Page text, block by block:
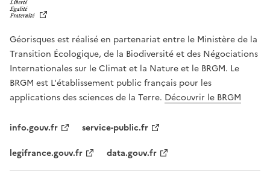
T
É
,
É
G
A
L
F
Géorisques est réalisé en partenariat entre le Ministère de la
Transition Écologique, de la Biodiversité et des Négociations
Internationales sur le Climat et la Nature et le BRGM. Le
BRGM est L'établissement public français pour les
applications des sciences de la Terre. Découvrir le BRGM
info.gouv.fr
service-public.fr
legifrance.gouv.fr
data.gouv.fr